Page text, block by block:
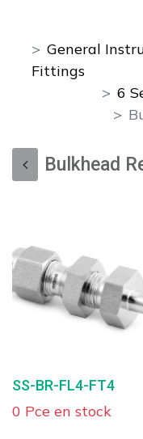
General
Fittings
6
Bulkhead
SS-BR-FL4-FT4
0 Pce en stock